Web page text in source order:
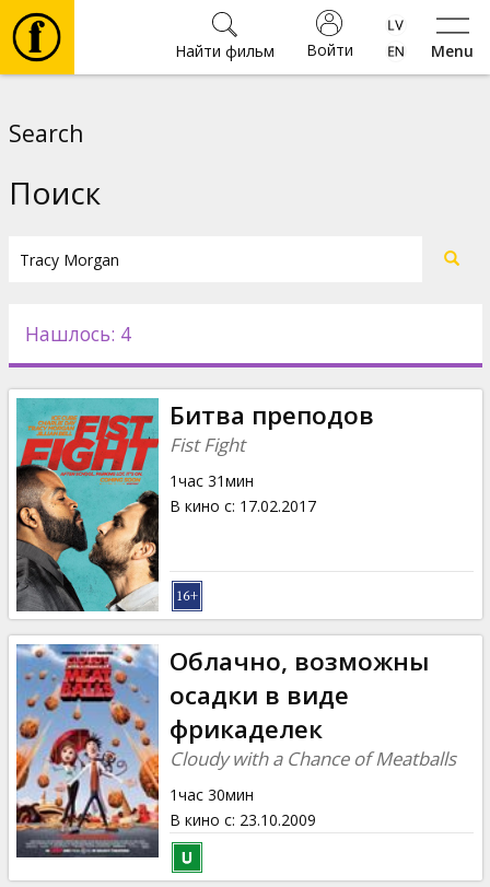
Menu
Войти
Найти фильм
Новости
Подарки
Кинозакуски
B2B
Клуб
Search
Поиск
Нашлось: 4
Битва преподов
Fist Fight
1час 31мин
В кино с: 17.02.2017
Облачно, возможны
осадки в виде
фрикаделек
Cloudy with a Chance of Meatballs
1час 30мин
В кино с: 23.10.2009